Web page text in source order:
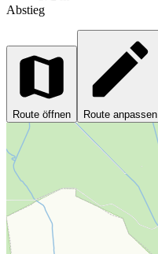
Abstieg
Route öffnen Route anpassen